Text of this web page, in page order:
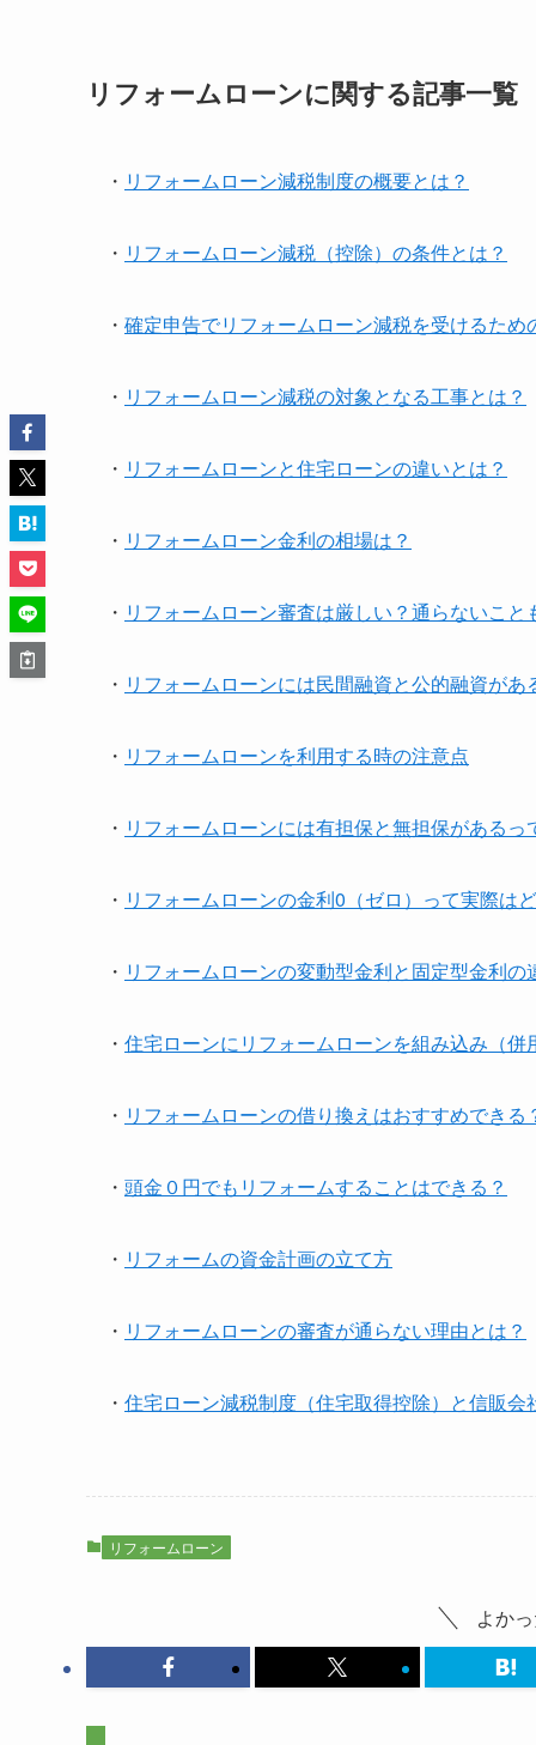
リフォームローンに関する記事一覧
・ リフォームローン減税制度の概要とは？
・ リフォームローン減税（控除）の条件とは？
・ 確定申告でリフォームローン減税を受けるため
・ リフォームローン減税の対象となる工事とは？
・ リフォームローンと住宅ローンの違いとは？
・ リフォームローン金利の相場は？
・ リフォームローン審査は厳しい？通らないこと
・ リフォームローンには民間融資と公的融資があ
・ リフォームローンを利用する時の注意点
・ リフォームローンには有担保と無担保があるっ
・ リフォームローンの金利0（ゼロ）って実際は
・ リフォームローンの変動型金利と固定型金利の
・ 住宅ローンにリフォームローンを組み込み（併
・ リフォームローンの借り換えはおすすめできる
・ 頭金０円でもリフォームすることはできる？
・ リフォームの資金計画の立て方
・ リフォームローンの審査が通らない理由とは？
・ 住宅ローン減税制度（住宅取得控除）と信販会
リフォームローン
よか